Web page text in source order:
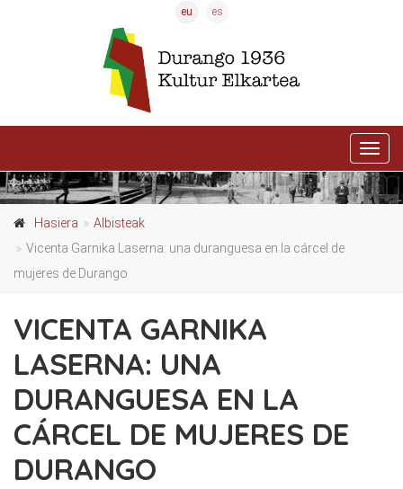
eu es
Hasiera
Albisteak
Vicenta Garnika Laserna: una duranguesa en la cárcel de
mujeres de Durango
VICENTA GARNIKA
LASERNA: UNA
DURANGUESA EN LA
CÁRCEL DE MUJERES DE
DURANGO